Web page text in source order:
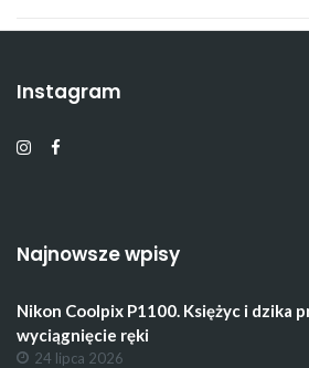
Instagram
Najnowsze wpisy
Nikon Coolpix P1100. Księżyc i dzika
wyciągnięcie ręki
24 lipca 2026